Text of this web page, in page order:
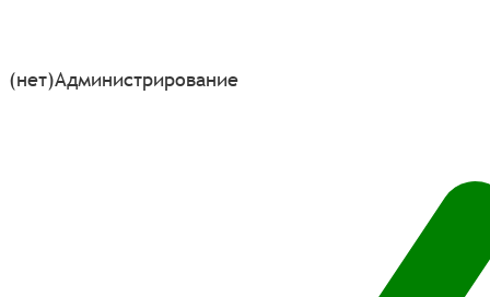
(нет)Администрирование